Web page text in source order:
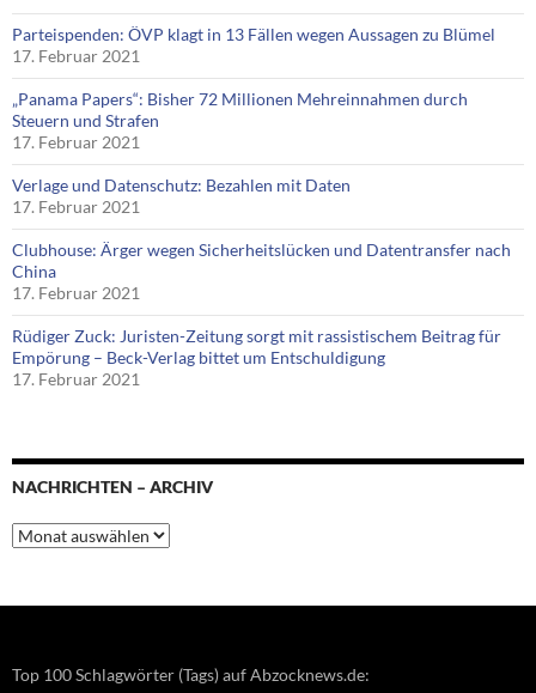
Parteispenden: ÖVP klagt in 13 Fällen wegen Aussagen zu Blümel
17. Februar 2021
„Panama Papers“: Bisher 72 Millionen Mehreinnahmen durch
Steuern und Strafen
17. Februar 2021
Verlage und Datenschutz: Bezahlen mit Daten
17. Februar 2021
Clubhouse: Ärger wegen Sicherheitslücken und Datentransfer nach
China
17. Februar 2021
Rüdiger Zuck: Juristen-Zeitung sorgt mit rassistischem Beitrag für
Empörung – Beck-Verlag bittet um Entschuldigung
17. Februar 2021
NACHRICHTEN – ARCHIV
Nachrichten
–
Top 100 Schlagwörter (Tags) auf Abzocknews.de: